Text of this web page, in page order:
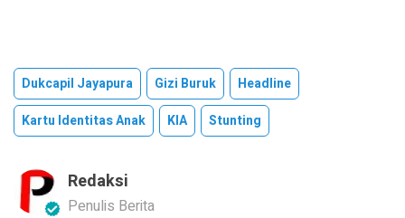
Dukcapil Jayapura Gizi Buruk
Headline
Kartu Identitas Anak
KIA Stunting
Redaksi
Penulis Berita